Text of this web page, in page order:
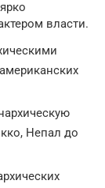
власти.
Непал до